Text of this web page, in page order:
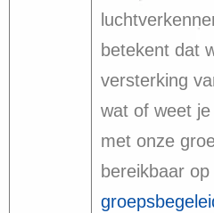
betekent dat
versterking
wat of weet
met onze
bereikbaar op